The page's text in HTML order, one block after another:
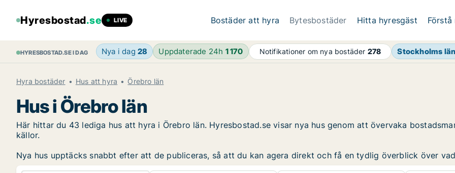
Hyresbostad.se LIVE Bostäder att hyra Bytesbostäder Hitta hyresgäst Förstå
HYRESBOSTAD.SE I DAG Nya i dag 28 Uppdaterade 24h 1 170 Notifikationer om nya bostäder 278 Stockholms län
Hyra bostäder Hus att hyra Örebro län
Hus i Örebro län
Här hittar du 43 lediga hus att hyra i Örebro län. Hyresbostad.se visar nya hus genom att övervaka
källor.
Nya hus upptäcks snabbt efter att de publiceras, så att du kan agera direkt och få en tydlig överblick över